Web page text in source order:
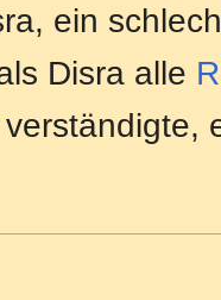
ein
Disra alle
verständigte,